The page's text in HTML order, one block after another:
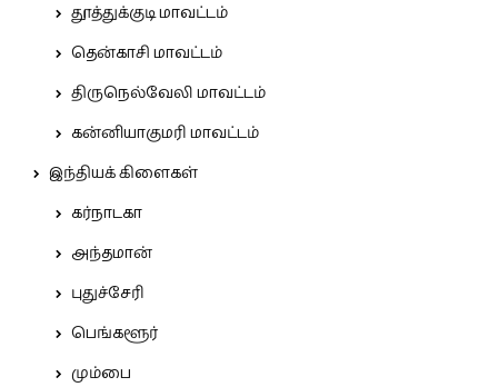
தூத்துக்குடி மாவட்டம்
தென்காசி மாவட்டம்
திருநெல்வேலி மாவட்டம்
கன்னியாகுமரி மாவட்டம்
இந்தியக் கிளைகள்
கர்நாடகா
அந்தமான்
புதுச்சேரி
பெங்களூர்
மும்பை